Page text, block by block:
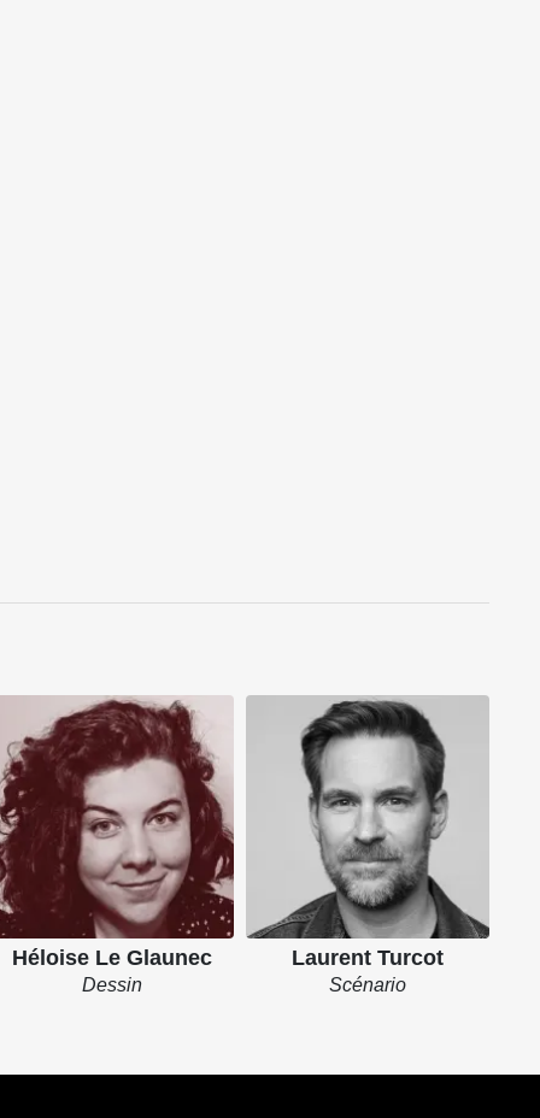
Héloise Le Glaunec
Dessin
Laurent Turcot
Scénario